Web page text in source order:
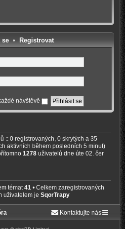
se • Registrovat
návštěvě
:: 0 registrovaných, 0 skrytých a 35
aktivních během posledních 5 minut)
1278 uživatelů dne úte 02. čer
témat41 • Celkem zaregistrovaných
uživatelem jeSqorTrapy
Kontaktujte nás